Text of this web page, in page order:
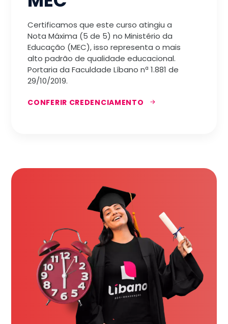
Certificamos que este curso atingiu a
Nota Máxima (5 de 5) no Ministério da
Educação (MEC), isso representa o mais
alto padrão de qualidade educacional.
Portaria da Faculdade Líbano nª 1.881 de
29/10/2019.
CONFERIR CREDENCIAMENTO